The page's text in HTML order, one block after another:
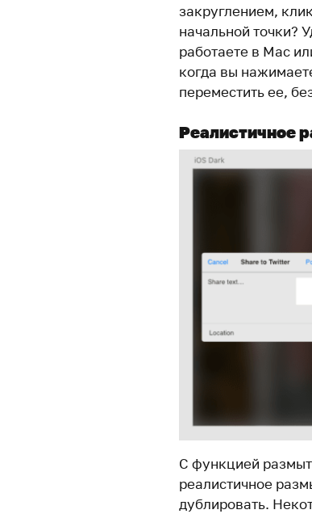
закруглением,
начальной точки?
работаете в Mac
когда вы
переместить ее,
Реалистичное
С функцией
реалистичное
дублировать.